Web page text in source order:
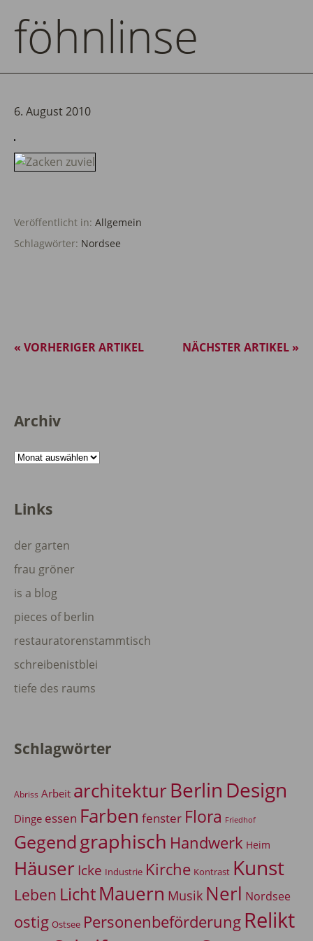
föhnlinse
6. August 2010
Veröffentlicht in: Allgemein
Schlagwörter: Nordsee
NÄCHSTER ARTIKEL »
« VORHERIGER ARTIKEL
Archiv
Archiv
Links
der garten
frau gröner
is a blog
pieces of berlin
restauratorenstammtisch
schreibenistblei
tiefe des raums
Schlagwörter
Abriss Arbeit architekturBerlin Design
Dinge essen Farben fenster Flora Friedhof
Gegendgraphisch Handwerk Heim
Häuser Icke Industrie Kirche Kontrast Kunst
Leben LichtMauern Musik Nerl Nordsee
ostig Ostsee Personenbeförderung Relikt